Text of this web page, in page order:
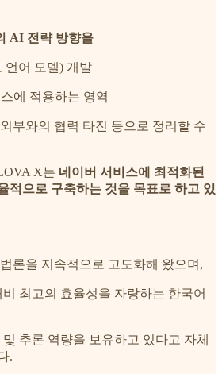
AI 전략 방향을
언어 모델) 개발
에 적용하는 영역
부와의 협력 타진 등으로 정리할 수
X는 네이버 서비스에 최적화된
적으로 구축하는 것을 목표로 하고 있
론을 지속적으로 고도화해 왔으며,
최고의 효율성을 자랑하는 한국어
추론 역량을 보유하고 있다고 자체
.